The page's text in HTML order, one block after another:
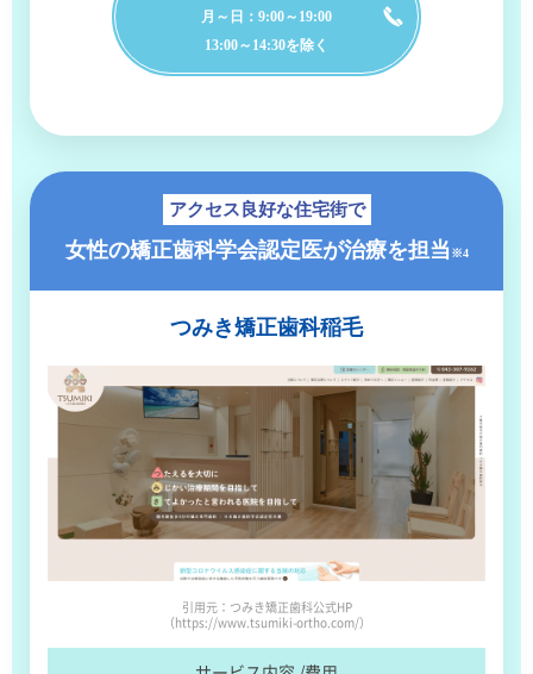
月～日：9:00～19:00
13:00～14:30を除く
アクセス良好な住宅街で
女性の矯正歯科学会認定医が治療を担当 ※4
つみき矯正歯科稲毛
引用元：つみき矯正歯科公式HP
（https://www.tsumiki-ortho.com/）